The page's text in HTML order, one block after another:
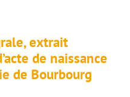
extrait
de naissance
de Bourbourg